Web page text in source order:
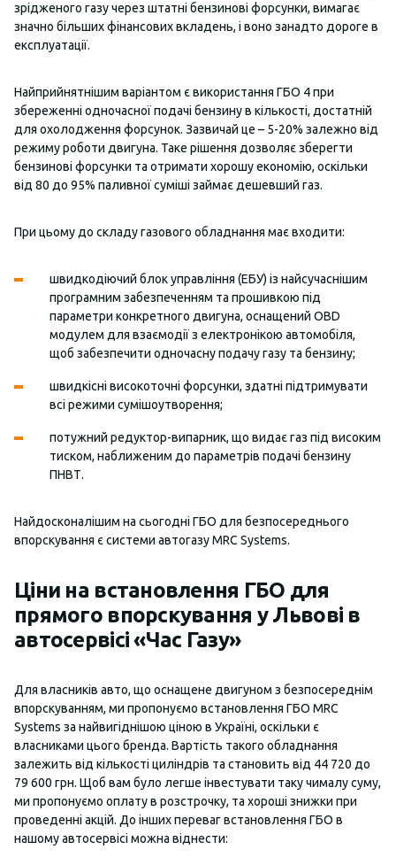
зрідженого газу через штатні бензинові форсунки, вимагає
значно більших фінансових вкладень, і воно занадто дороге в
експлуатації.
Найприйнятнішим варіантом є використання ГБО 4 при
збереженні одночасної подачі бензину в кількості, достатній
для охолодження форсунок. Зазвичай це – 5-20% залежно від
режиму роботи двигуна. Таке рішення дозволяє зберегти
бензинові форсунки та отримати хорошу економію, оскільки
від 80 до 95% паливної суміші займає дешевший газ.
При цьому до складу газового обладнання має входити:
швидкодіючий блок управління (ЕБУ) із найсучаснішим
програмним забезпеченням та прошивкою під
параметри конкретного двигуна, оснащений OBD
модулем для взаємодії з електронікою автомобіля,
щоб забезпечити одночасну подачу газу та бензину;
швидкісні високоточні форсунки, здатні підтримувати
всі режими сумішоутворення;
потужний редуктор-випарник, що видає газ під високим
тиском, наближеним до параметрів подачі бензину
ПНВТ.
Найдосконалішим на сьогодні ГБО для безпосереднього
впорскування є системи автогазу MRС Systems.
Ціни на встановлення ГБО для
прямого впорскування у Львові в
автосервісі «Час Газу»
Для власників авто, що оснащене двигуном з безпосереднім
впорскуванням, ми пропонуємо встановлення ГБО MRС
Systems за найвигіднішою ціною в Україні, оскільки є
власниками цього бренда. Вартість такого обладнання
залежить від кількості циліндрів та становить від 44 720 до
79 600 грн. Щоб вам було легше інвестувати таку чималу суму,
ми пропонуємо оплату в розстрочку, та хороші знижки при
проведенні акцій. До інших переваг встановлення ГБО в
нашому автосервісі можна віднести: